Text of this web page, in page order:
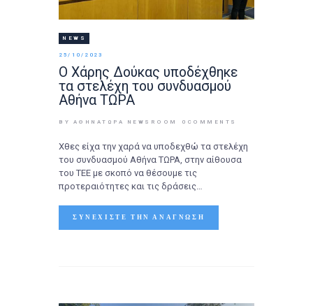
NEWS
25/10/2023
Ο Χάρης Δούκας υποδέχθηκε
τα στελέχη του συνδυασμού
Αθήνα ΤΩΡΑ
BY ΑΘΉΝΑΤΩΡΑ NEWSROOM 0 COMMENTS
Χθες είχα την χαρά να υποδεχθώ τα στελέχη
του συνδυασμού Αθήνα ΤΩΡΑ, στην αίθουσα
του ΤΕΕ με σκοπό να θέσουμε τις
προτεραιότητες και τις δράσεις…
ΣΥΝΕΧΊΣΤΕ ΤΗΝ ΑΝΆΓΝΩΣΗ